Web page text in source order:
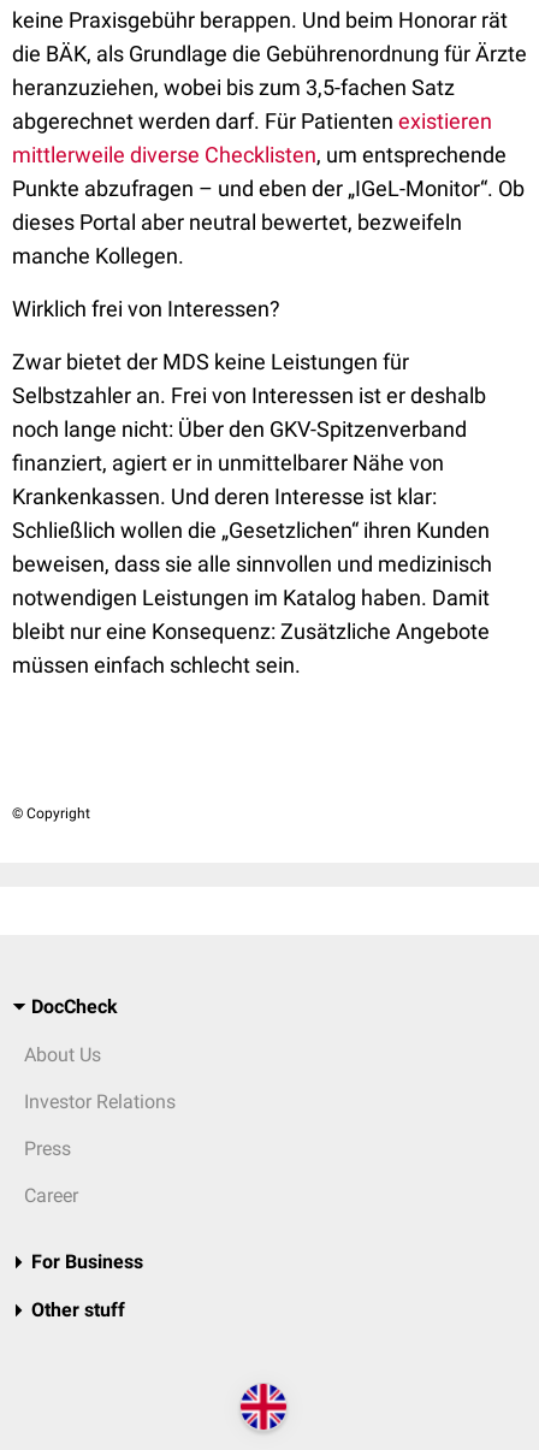
keine Praxisgebühr berappen. Und beim Honorar rät
die BÄK, als Grundlage die Gebührenordnung für Ärzte
heranzuziehen, wobei bis zum 3,5-fachen Satz
abgerechnet werden darf. Für Patienten existieren
mittlerweile diverse Checklisten, um entsprechende
Punkte abzufragen – und eben der „IGeL-Monitor“. Ob
dieses Portal aber neutral bewertet, bezweifeln
manche Kollegen.
Wirklich frei von Interessen?
Zwar bietet der MDS keine Leistungen für
Selbstzahler an. Frei von Interessen ist er deshalb
noch lange nicht: Über den GKV-Spitzenverband
finanziert, agiert er in unmittelbarer Nähe von
Krankenkassen. Und deren Interesse ist klar:
Schließlich wollen die „Gesetzlichen“ ihren Kunden
beweisen, dass sie alle sinnvollen und medizinisch
notwendigen Leistungen im Katalog haben. Damit
bleibt nur eine Konsequenz: Zusätzliche Angebote
müssen einfach schlecht sein.
© Copyright
DocCheck
About Us
Investor Relations
Press
Career
For Business
Other stuff